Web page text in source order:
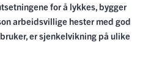
for å lykkes, bygger
arbeidsvillige hester med god
er sjenkelvikning på ulike